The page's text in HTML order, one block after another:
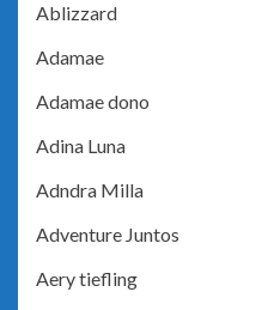
Ablizzard
Adamae
Adamae dono
Adina Luna
Adndra Milla
Adventure Juntos
Aery tiefling